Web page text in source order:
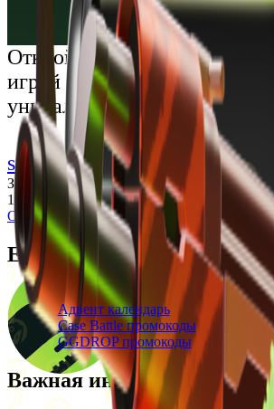
Українська
Открой мир премиальных
играй честно и наслаждайся
уникальными впечатлениями
support@cs-wiki.org
Заходя на этот сайт, вы подтверждаете,
18 лет. Проблемы с азартными играми?
Обратится за помощью
Ежедневные бонусы
Свежие промокоды
Адвент календарь
Case Battle промокоды
GGDROP промокоды
Важная информация